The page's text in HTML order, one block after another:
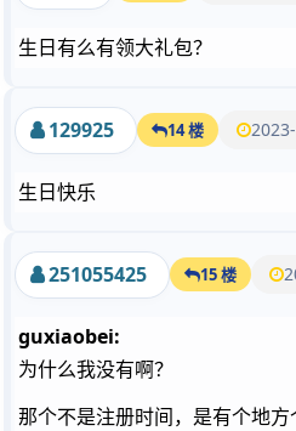
生日有么有领大礼包？
129925 14 楼
生日快乐
251055425 15 楼
guxiaobei:
为什么我没有啊？
那个不是注册时间，是有个地